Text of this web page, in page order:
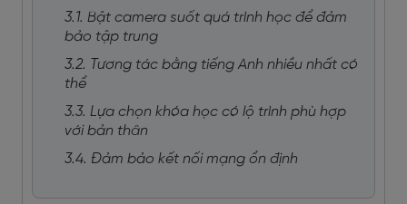
3.1. Bật camera suốt quá trình học để đảm
bảo tập trung
3.2. Tương tác bằng tiếng Anh nhiều nhất có
thể
3.3. Lựa chọn khóa học có lộ trình phù hợp
với bản thân
3.4. Đảm bảo kết nối mạng ổn định